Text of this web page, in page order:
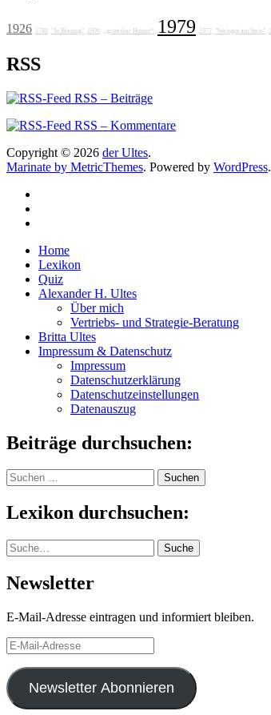
1926 1788 "Jo Breunig" 1606 „grotesker Humor“ 1979 1972 "Weingut am Stein"
RSS
RSS – Beiträge
RSS – Kommentare
Copyright © 2026 der Ultes.
Marinate by MetricThemes. Powered by WordPress.
Home
Lexikon
Quiz
Alexander H. Ultes
Über mich
Vertriebs- und Strategie-Beratung
Britta Ultes
Impressum & Datenschutz
Impressum
Datenschutzerklärung
Datenschutzeinstellungen
Datenauszug
Beiträge durchsuchen:
Suchen
nach:
Lexikon durchsuchen:
Suche Suche
Newsletter
E-Mail-Adresse eintragen und informiert bleiben.
E-
Mail-
Adresse
Newsletter Abonnieren